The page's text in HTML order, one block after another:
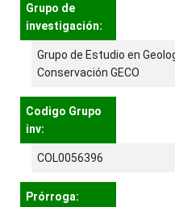
Grupo de
investigación:
Grupo de Estudio en
Conservación GECO
Codigo Grupo
inv:
COL0056396
Prórroga: